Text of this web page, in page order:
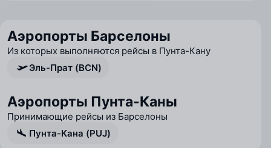
Аэропорты Барселоны
Из которых выполняются рейсы в Пунта-Кану
Эль-Прат (BCN)
Аэропорты Пунта-Каны
Принимающие рейсы из Барселоны
Пунта-Кана (PUJ)